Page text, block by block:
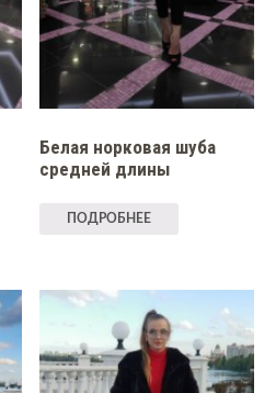
Белая норковая шуба
средней длины
ПОДРОБНЕЕ